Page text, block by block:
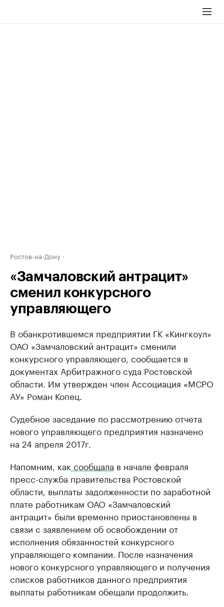
Ростов-на-Дону
«Замчаловский антрацит»
сменил конкурсного
управляющего
В обанкротившемся предприятии ГК «Кингкоул»
ОАО «Замчаловский антрацит» ​сменили
конкурсного управляющего, сообщается в
документах Арбитражного суда Ростовской
области. Им утвержден член Ассоциация «МСРО
АУ» Роман Копец.
Судебное заседание по рассмотрению отчета
нового управляющего предприятия назначено
на 24 апреля 2017г.
Напомним, как сообщала в начале февраля
пресс-служба правительства Ростовской
области, выплаты задолженности по заработной
плате работникам ОАО «Замчаловский
антрацит» были временно приостановлены в
связи с заявлением об освобождении от
исполнения обязанностей конкурсного
управляющего компании. После назначения
нового конкурсного управляющего и получения
списков работников данного предприятия
выплаты работникам обещали продолжить.